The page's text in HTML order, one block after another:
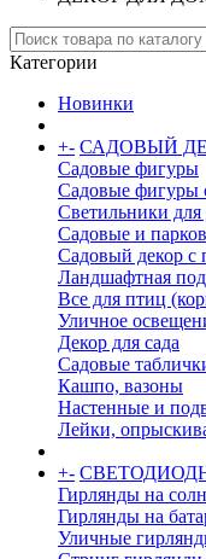
Категории
Новинки
+- САДОВЫЙ
Садовые фигуры
Садовые фигуры
Светильники для
Садовые и
Садовый декор с
Ландшафтная
Все для птиц
Уличное
Декор для сада
Садовые
Кашпо, вазоны
Настенные и
Лейки,
+-
Гирлянды на
Гирлянды на
Уличные